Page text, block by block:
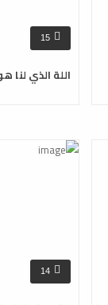
15
اللة الذي لنا
14